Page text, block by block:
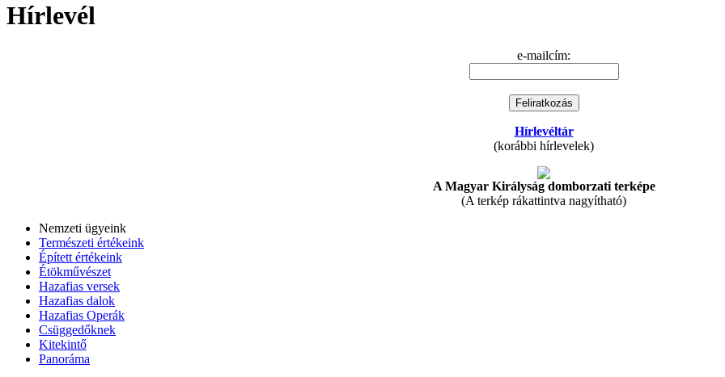
Hírlevél
e-mailcím:
Hírlevéltár
(korábbi hírlevelek)
A Magyar Királyság domborzati terképe
(A terkép rákattintva nagyítható)
Nemzeti ügyeink
Természeti értékeink
Épített értékeink
Étökművészet
Hazafias versek
Hazafias dalok
Hazafias Operák
Csüggedőknek
Kitekintő
Panoráma